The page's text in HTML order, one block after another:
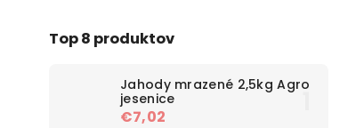
Top 8 produktov
Jahody mrazené 2,5kg Agro
jesenice
€7,02